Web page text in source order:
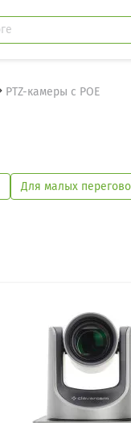
PTZ-камеры с POE
Для малых